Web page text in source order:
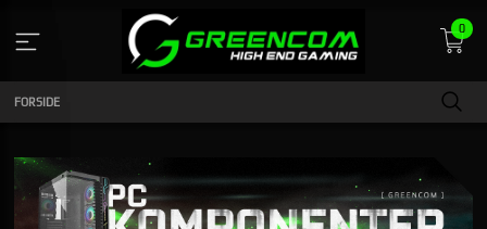
indhold
0
FORSIDE